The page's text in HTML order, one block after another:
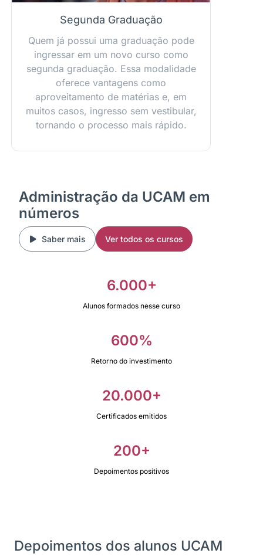
Segunda Graduação
Quem já possui uma graduação pode
ingressar em um novo curso como
segunda graduação. Essa modalidade
oferece vantagens como
aproveitamento de matérias e, em
muitos casos, ingresso sem vestibular,
tornando o processo mais rápido.
Administração da UCAM em
números
Saber mais Ver todos os cursos
6.000+
Alunos formados nesse curso
600%
Retorno do investimento
20.000+
Certificados emitidos
200+
Depoimentos positivos
Depoimentos dos alunos UCAM